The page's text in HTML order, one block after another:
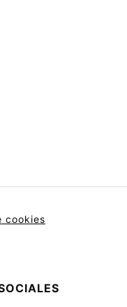
cookies